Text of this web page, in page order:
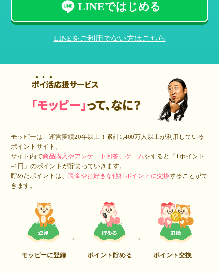
LINEではじめる
LINEをご利用でない方はこちら
ポイ活応援サービス
「モッピー」って、なに？
モッピーは、運営実績20年以上！累計1,400万人 以上が利用している
ポイントサイト。
サイト内で商品購入やアンケート回答、ゲームをすると「1ポイント
=1円」のポイントが貯まっていきます。
貯めたポイントは、現金やお好きな他社ポイントに交換することがで
きます。
モッピーに登録 ポイント貯める ポイント交換